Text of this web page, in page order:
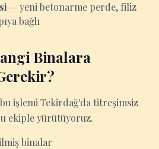
— yeni betonarme perde, filiz
bağlı
Binalara
işlemi Tekirdağ'da titreşimsiz
ekiple yürütüyoruz.
binalar